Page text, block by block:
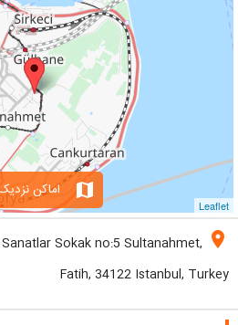
Leaflet
map اماکن
location_on
Sokak no:5 Sultanahmet,
Fatih, 34122 Istanbul, Turkey